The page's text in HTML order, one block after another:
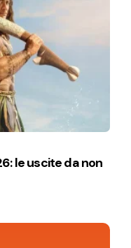
le uscite da non